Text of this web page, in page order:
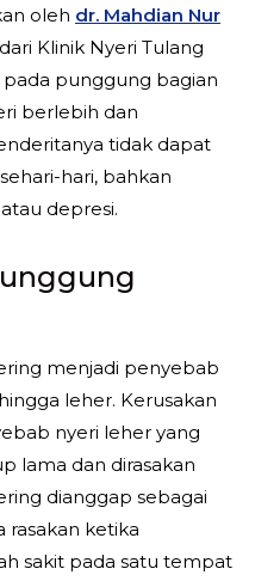
oleh dr. Mahdian Nur
Klinik Nyeri Tulang
punggung bagian
berlebih dan
tidak dapat
hari, bahkan
depresi.
menjadi penyebab
leher. Kerusakan
nyeri leher yang
lama dan dirasakan
dianggap sebagai
rasakan ketika
sakit pada satu tempat